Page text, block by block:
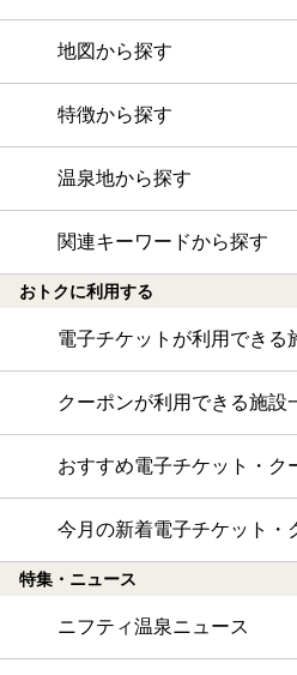
地図から探す
特徴から探す
温泉地から探す
関連キーワードから探す
おトクに利用する
電子チケットが利用できる
クーポンが利用できる施設
おすすめ電子チケット・ク
今月の新着電子チケット・
特集・ニュース
ニフティ温泉ニュース